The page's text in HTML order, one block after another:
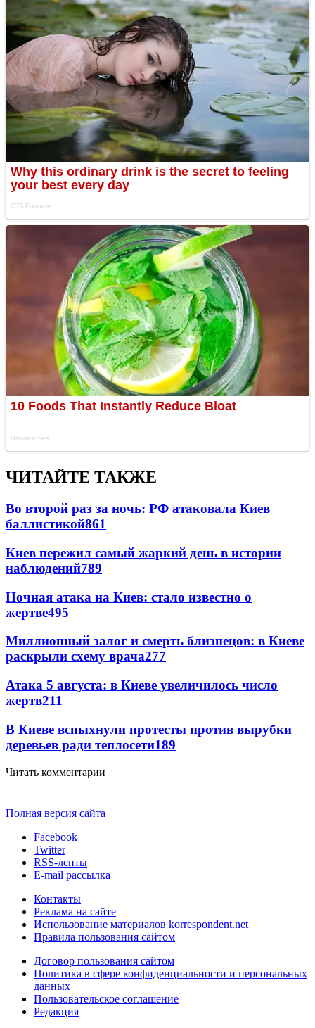
ЧИТАЙТЕ ТАКЖЕ
Во второй раз за ночь: РФ атаковала Киев
баллистикой861
Киев пережил самый жаркий день в истории
наблюдений789
Ночная атака на Киев: стало известно о
жертве495
Миллионный залог и смерть близнецов: в Киеве
раскрыли схему врача277
Атака 5 августа: в Киеве увеличилось число
жертв211
В Киеве вспыхнули протесты против вырубки
деревьев ради теплосети189
Читать комментарии
Полная версия сайта
Facebook
Twitter
RSS-ленты
E-mail рассылка
Контакты
Реклама на сайте
Использование материалов korrespondent.net
Правила пользования сайтом
Договор пользования сайтом
Политика в сфере конфиденциальности и персональных
данных
Пользовательское соглашение
Редакция